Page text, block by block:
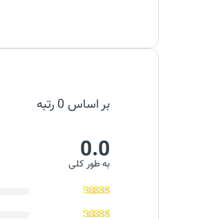
بر اساس 0 رتبه
0.0
به طور کلی